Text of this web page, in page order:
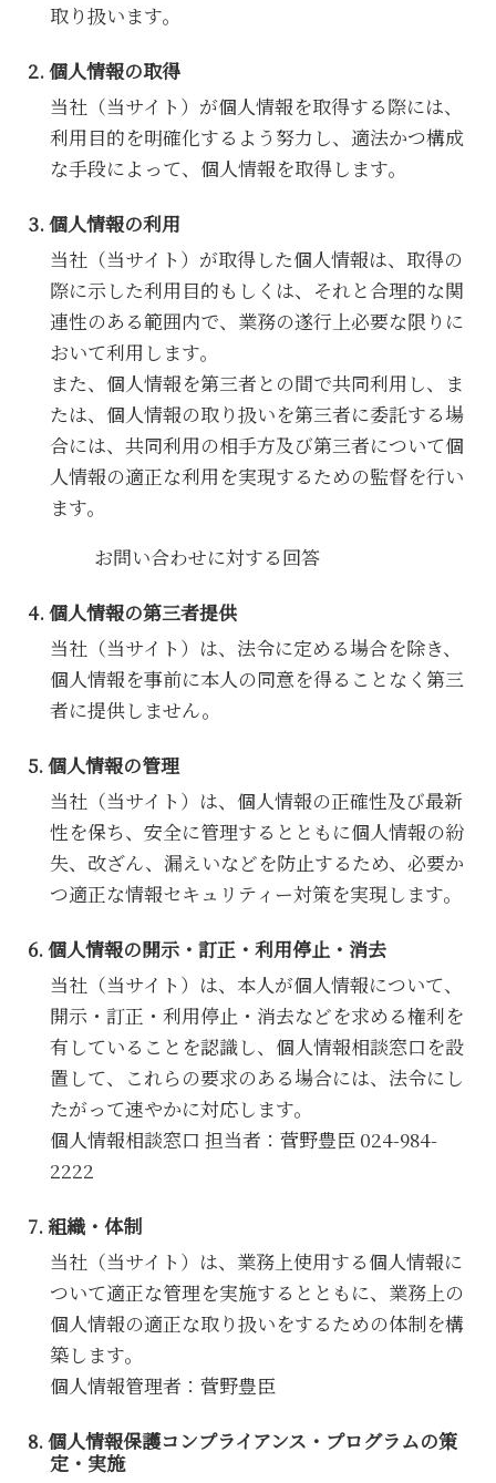
取り扱います。
個人情報の取得
当社（当サイト）が個人情報を取得する際には、
利用目的を明確化するよう努力し、適法かつ構成
な手段によって、個人情報を取得します。
個人情報の利用
当社（当サイト）が取得した個人情報は、取得の
際に示した利用目的もしくは、それと合理的な関
連性のある範囲内で、業務の遂行上必要な限りに
おいて利用します。
また、個人情報を第三者との間で共同利用し、ま
たは、個人情報の取り扱いを第三者に委託する場
合には、共同利用の相手方及び第三者について個
人情報の適正な利用を実現するための監督を行い
ます。
お問い合わせに対する回答
個人情報の第三者提供
当社（当サイト）は、法令に定める場合を除き、
個人情報を事前に本人の同意を得ることなく第三
者に提供しません。
個人情報の管理
当社（当サイト）は、個人情報の正確性及び最新
性を保ち、安全に管理するとともに個人情報の紛
失、改ざん、漏えいなどを防止するため、必要か
つ適正な情報セキュリティー対策を実現します。
個人情報の開示・訂正・利用停止・消去
当社（当サイト）は、本人が個人情報について、
開示・訂正・利用停止・消去などを求める権利を
有していることを認識し、個人情報相談窓口を設
置して、これらの要求のある場合には、法令にし
たがって速やかに対応します。
個人情報相談窓口 担当者：菅野豊臣 024-984-
2222
組織・体制
当社（当サイト）は、業務上使用する個人情報に
ついて適正な管理を実施するとともに、業務上の
個人情報の適正な取り扱いをするための体制を構
築します。
個人情報管理者：菅野豊臣
個人情報保護コンプライアンス・プログラムの策
定・実施